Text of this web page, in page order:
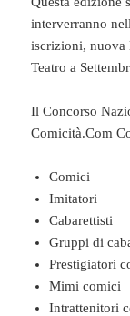
interverranno
iscrizioni, nuova
Teatro a
Il Concorso
Comicità.Com
Comici
Imitatori
Cabarettisti
Gruppi di
Prestigiatori
Mimi comici
Intrattenitori